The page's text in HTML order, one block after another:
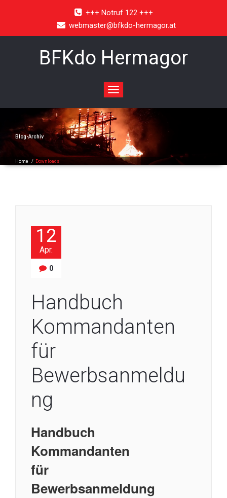
+++ Notruf 122 +++
webmaster@bfkdo-hermagor.at
BFKdo Hermagor
Toggle
navigation
Blog-Archiv
Home / Downloads
12
Apr.
0
Handbuch
Kommandanten
für
Bewerbsanmeldu
ng
Handbuch
Kommandanten
für
Bewerbsanmeldung